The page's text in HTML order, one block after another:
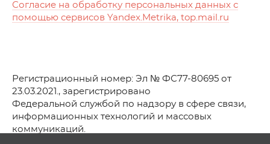
Согласие на обработку персональных данных с
помощью сервисов Yandex.Metrika, top.mail.ru
Регистрационный номер: Эл № ФС77-80695 от
23.03.2021., зарегистрировано
Федеральной службой по надзору в сфере связи,
информационных технологий и массовых
коммуникаций.